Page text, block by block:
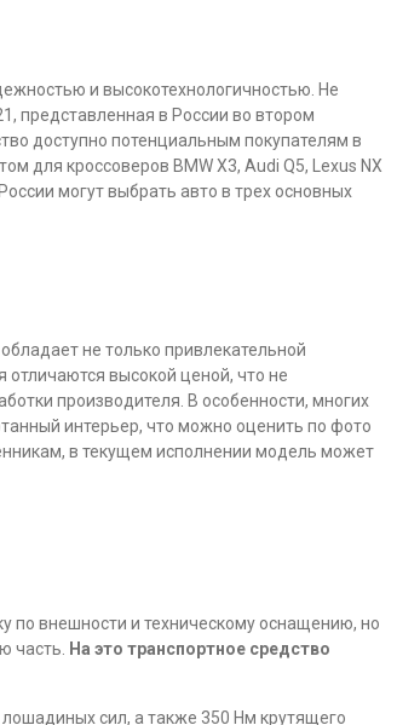
и высокотехнологичностью. Не
представленная в России во втором
доступно потенциальным покупателям в
для кроссоверов BMW X3, Audi Q5, Lexus NX
могут выбрать авто в трех основных
не только привлекательной
высокой ценой, что не
производителя. В особенности, многих
интерьер, что можно оценить по фото
в текущем исполнении модель может
по внешности и техническому оснащению, но
часть. На это транспортное средство
сил, а также 350 Нм крутящего